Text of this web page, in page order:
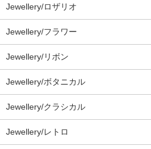
Jewellery/ロザリオ
Jewellery/フラワー
Jewellery/リボン
Jewellery/ボタニカル
Jewellery/クラシカル
Jewellery/レトロ